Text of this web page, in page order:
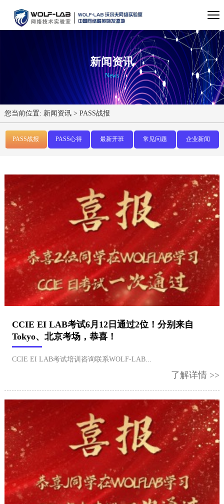
新闻资讯
News
您当前位置: 新闻资讯> PASS战报
PASS战报 PASS心得 最新开班 常见问题 企业新闻
CCIE EI LAB考试6月12日通过2位！分别来自
Tokyo、北京考场，恭喜！
CCIE EI LAB考试培训咨询联系WOLF-LAB...
了解详情 >>